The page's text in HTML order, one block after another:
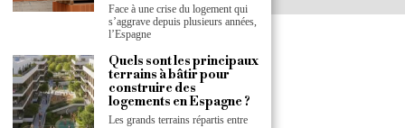
Face à une crise du logement qui
s’aggrave depuis plusieurs années,
l’Espagne
Quels sont les principaux
terrains à bâtir pour
construire des
logements en Espagne ?
Les grands terrains répartis entre